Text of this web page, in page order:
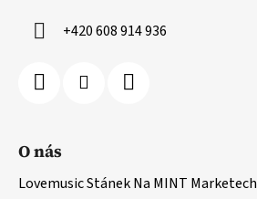
+420 608 914 936
O nás
Lovemusic Stánek Na MINT Marketech